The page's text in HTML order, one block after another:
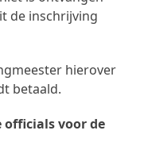
de inschrijving
hierover
betaald.
officials voor de